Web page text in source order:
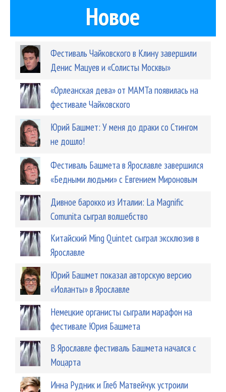
Новое
Фестиваль Чайковского в Клину завершили
Денис Мацуев и «Солисты Москвы»
«Орлеанская дева» от МАМТа появилась на
фестивале Чайковского
Юрий Башмет: У меня до драки со Стингом
не дошло!
Фестиваль Башмета в Ярославле завершился
«Бедными людьми» с Евгением Мироновым
Дивное барокко из Италии: La Magnific
Comunita сыграл волшебство
Китайский Ming Quintet сыграл эксклюзив в
Ярославле
Юрий Башмет показал авторскую версию
«Иоланты» в Ярославле
Немецкие органисты сыграли марафон на
фестивале Юрия Башмета
В Ярославле фестиваль Башмета начался с
Моцарта
Инна Рудник и Глеб Матвейчук устроили